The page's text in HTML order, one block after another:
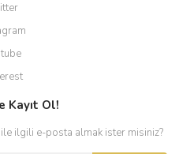
Kayıt Ol!
ile ilgili e-posta almak ister misiniz?